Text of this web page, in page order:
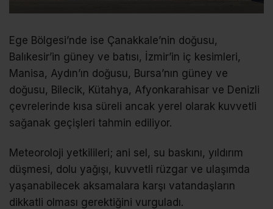
Ege Bölgesi’nde ise Çanakkale’nin doğusu,
Balıkesir’in güney ve batısı, İzmir’in iç kesimleri,
Manisa, Aydın’ın doğusu, Bursa’nın güney ve
doğusu, Bilecik, Kütahya, Afyonkarahisar ve Denizli
çevrelerinde kısa süreli ancak yerel olarak kuvvetli
sağanak geçişleri tahmin ediliyor.
Meteoroloji yetkilileri; ani sel, su baskını, yıldırım
düşmesi, dolu yağışı, kuvvetli rüzgar ve ulaşımda
yaşanabilecek aksamalara karşı vatandaşların
dikkatli olması gerektiğini vurguladı.